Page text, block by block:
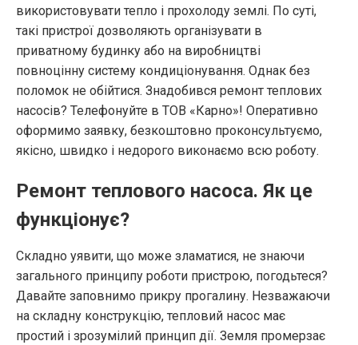
використовувати тепло і прохолоду землі. По суті,
такі пристрої дозволяють організувати в
приватному будинку або на виробництві
повноцінну систему кондиціонування. Однак без
поломок не обійтися. Знадобився ремонт теплових
насосів? Телефонуйте в ТОВ «Карно»! Оперативно
оформимо заявку, безкоштовно проконсультуємо,
якісно, швидко і недорого виконаємо всю роботу.
Ремонт теплового насоса. Як це
функціонує?
Складно уявити, що може зламатися, не знаючи
загального принципу роботи пристрою, погодьтеся?
Давайте заповнимо прикру прогалину. Незважаючи
на складну конструкцію, тепловий насос має
простий і зрозумілий принцип дії. Земля промерзає